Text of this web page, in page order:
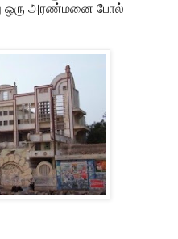
ஒரு அரண்மனை போல்